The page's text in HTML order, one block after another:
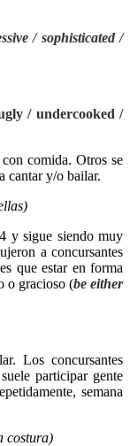
/ sophisticated /
/ undercooked /
comida. Otros se
cantar y/o bailar.
y sigue siendo muy
a concursantes
que estar en forma
o gracioso (be either
Los concursantes
participar gente
semana
costura)